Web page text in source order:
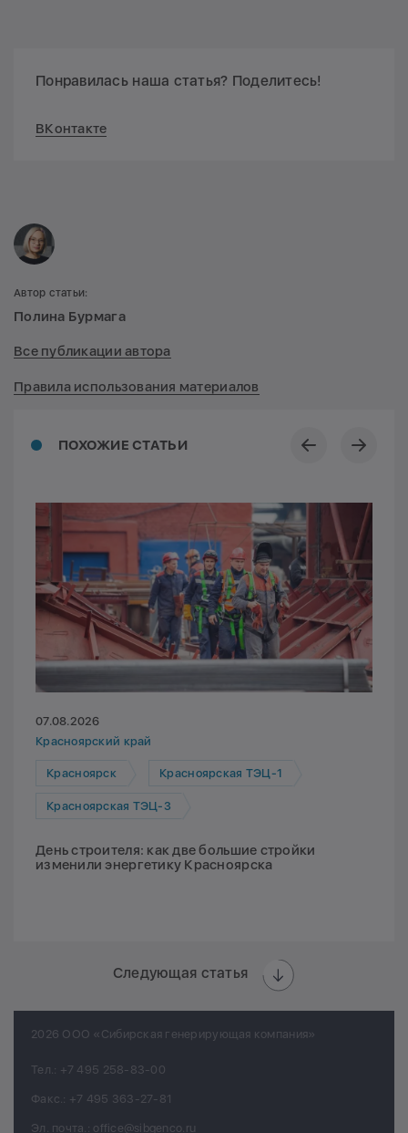
Понравилась наша статья? Поделитесь!
ВКонтакте
ПОХОЖИЕ СТАТЬИ
07.08.2026
Красноярский край
Красноярск Красноярская ТЭЦ-1
Красноярская ТЭЦ-3
День строителя: как две большие стройки
изменили энергетику Красноярска
Следующая статья
Автор статьи:
Полина Бурмага
Все публикации автора
Правила использования материалов
2026 ООО «Сибирская генерирующая компания»
Тел.: +7 495 258-83-00
Факс.: +7 495 363-27-81
Эл. почта.: office@sibgenco.ru